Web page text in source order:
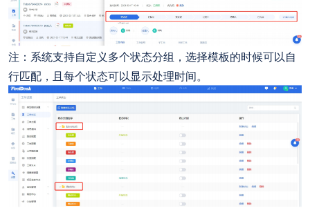
注：系统支持自定义多个状态分组，选择模板的时候可以自
行匹配，且每个状态可以显示处理时间。